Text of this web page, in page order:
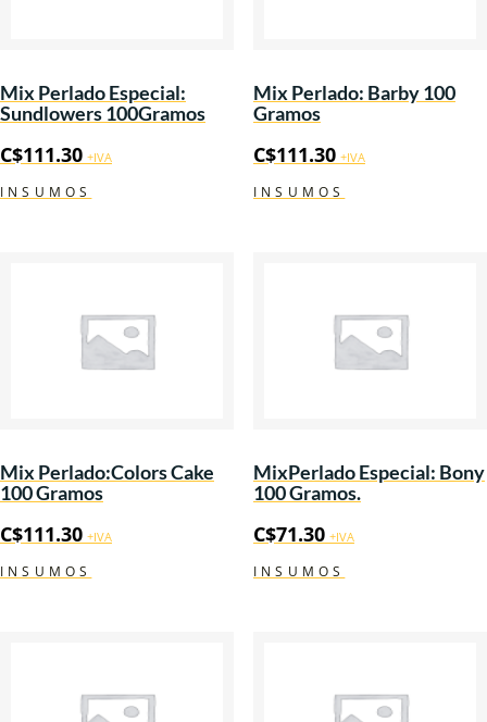
Mix Perlado Especial:
Sundlowers 100Gramos
C$111.30 +IVA
INSUMOS
Mix Perlado: Barby 100
Gramos
C$111.30 +IVA
INSUMOS
Mix Perlado:Colors Cake
100 Gramos
C$111.30 +IVA
INSUMOS
MixPerlado Especial: Bony
100 Gramos.
C$71.30 +IVA
INSUMOS